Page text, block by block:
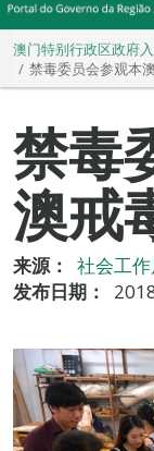
澳门特别行政区政府
禁毒委员会参观本
禁毒
澳戒
来源：
社会工作
发布日期：